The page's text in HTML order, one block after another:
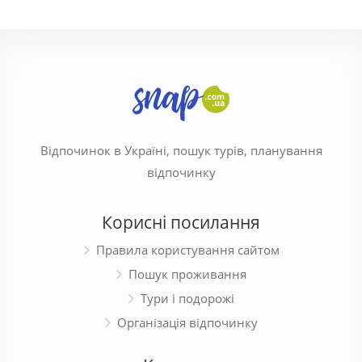
Відпочинок в Україні, пошук турів, планування
відпочинку
Корисні посилання
Правила користування сайтом
Пошук проживання
Тури і подорожі
Організація відпочинку